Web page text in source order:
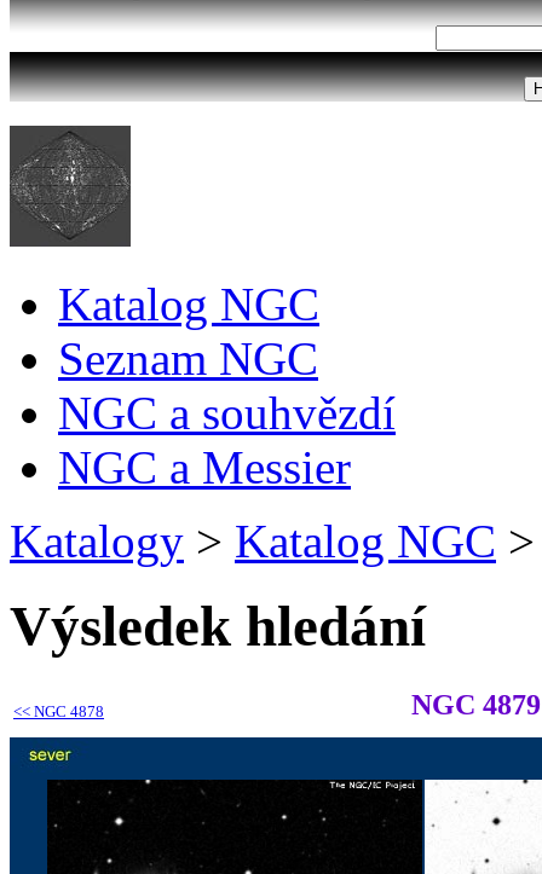
Katalog NGC
Seznam NGC
NGC a souhvězdí
NGC a Messier
Katalogy > Katalog NGC >
Výsledek hledání
<< NGC 4878 NGC 4879